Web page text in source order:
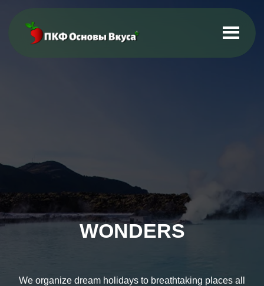
WONDERS
We organize dream holidays to breathtaking places all